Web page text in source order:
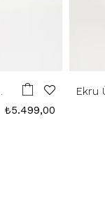
₺5.499,00
Ekru